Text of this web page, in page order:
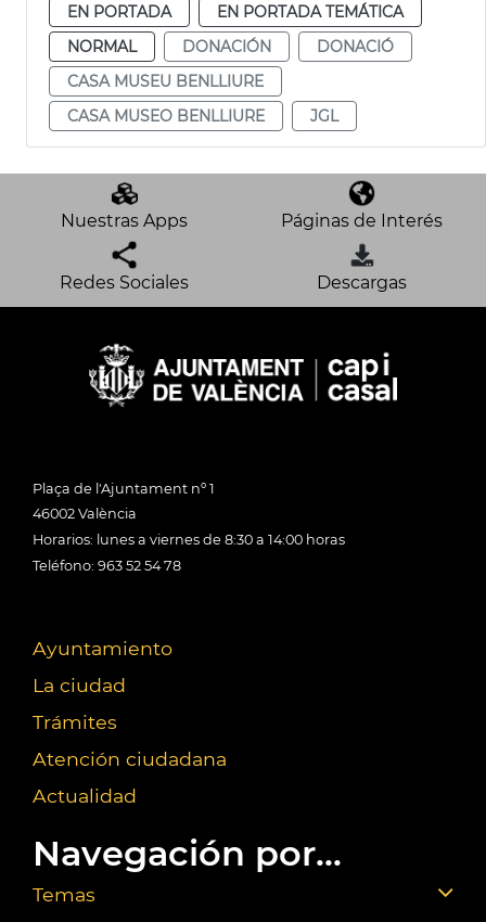
EN PORTADA
EN PORTADA TEMÁTICA
NORMAL
DONACIÓN
DONACIÓ
CASA MUSEU BENLLIURE
CASA MUSEO BENLLIURE
JGL
Nuestras Apps Páginas de Interés
Redes Sociales Descargas
Plaça de l'Ajuntament nº 1
46002 València
Horarios: lunes a viernes de 8:30 a 14:00 horas
Teléfono: 963 52 54 78
Ayuntamiento
La ciudad
Trámites
Atención ciudadana
Actualidad
Navegación por...
Temas